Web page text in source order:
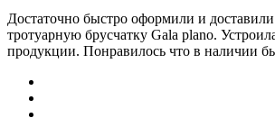
Достаточно быстро оформили и доставили
тротуарную брусчатку Gala plano.
продукции. Понравилось что в наличии